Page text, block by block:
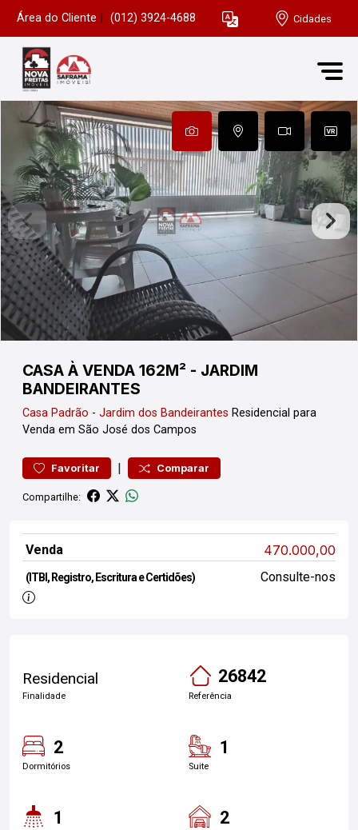
Área do Cliente (012) 3924-4688 Cidades
CASA À VENDA 162M² - JARDIM
BANDEIRANTES
Casa Padrão - Jardim dos Bandeirantes Residencial para
Venda em São José dos Campos
Favoritar | Comparar
Compartilhe:
Venda 470.000,00
(ITBI, Registro, Escritura e Certidões) Consulte-nos
Residencial
Finalidade
26842
Referência
2
Dormitórios
1
Suite
1 2